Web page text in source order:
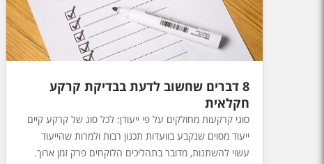
8 דברים שחשוב לדעת בבדיקת קרקע
חקלאית
סוגי קרקעות מחולקים על פי ייעודן: לכל סוג של קרקע קיים
ייעוד מסוים שנקבע בוועדות תכנון רבות ולמרות שהייעוד
עשוי להשתנות, מדובר בתהליכים הלוקחים פרק זמן ארוך.